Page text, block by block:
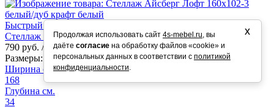
Быстрый просмотр
Стеллаж Айсберг Лофт 160х102-3 белый/дуб крафт белый
790 руб. / шт
В корзину
Размеры:
Ширина см.
168
Глубина см.
34
Продолжая использовать сайт 4s-mebel.ru, вы
даёте согласие на обработку файлов «cookie» и
персональных данных в соответствии с политикой
конфиденциальности.
х